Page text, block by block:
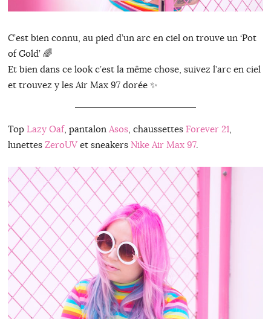
C’est bien connu, au pied d’un arc en ciel on trouve un ‘Pot
of Gold’ 🌈
Et bien dans ce look c’est la même chose, suivez l’arc en ciel
et trouvez y les Air Max 97 dorée ✨
Top Lazy Oaf, pantalon Asos, chaussettes Forever 21,
lunettes ZeroUVet sneakers Nike Air Max 97.